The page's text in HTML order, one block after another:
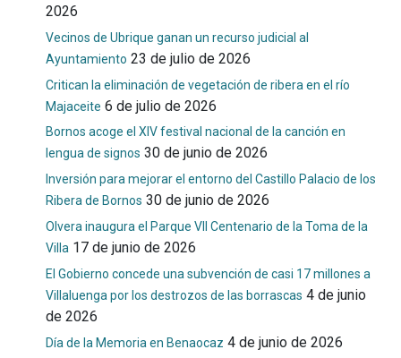
2026
Vecinos de Ubrique ganan un recurso judicial al
Ayuntamiento 23 de julio de 2026
Critican la eliminación de vegetación de ribera en el río
Majaceite 6 de julio de 2026
Bornos acoge el XIV festival nacional de la canción en
lengua de signos 30 de junio de 2026
Inversión para mejorar el entorno del Castillo Palacio de los
Ribera de Bornos 30 de junio de 2026
Olvera inaugura el Parque VII Centenario de la Toma de la
Villa 17 de junio de 2026
El Gobierno concede una subvención de casi 17 millones a
Villaluenga por los destrozos de las borrascas 4 de junio
de 2026
Día de la Memoria en Benaocaz 4 de junio de 2026